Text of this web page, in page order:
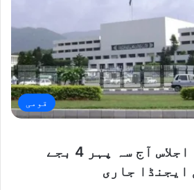
قومی
قومی اسمبلی کا اجلاس آج سہ پہر 4 بجے